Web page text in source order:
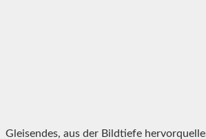
Gleisendes, aus der Bildtiefe